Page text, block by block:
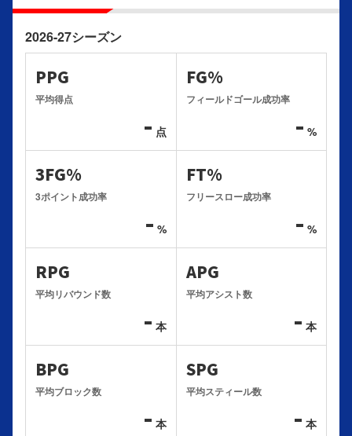
2026-27シーズン
PPG
平均得点
- 点
FG%
フィールドゴール成功率
- %
3FG%
3ポイント成功率
- %
FT%
フリースロー成功率
- %
RPG
平均リバウンド数
- 本
APG
平均アシスト数
- 本
BPG
平均ブロック数
- 本
SPG
平均スティール数
- 本